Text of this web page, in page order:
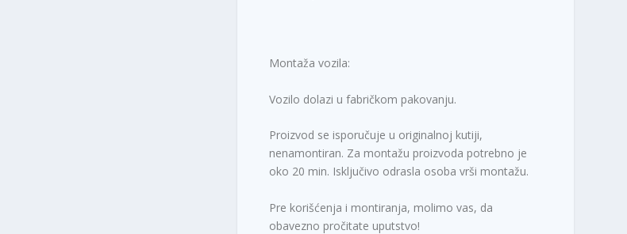
Montaža vozila:
Vozilo dolazi u fabričkom pakovanju.
Proizvod se isporučuje u originalnoj kutiji,
nenamontiran. Za montažu proizvoda potrebno je
oko 20 min. Isključivo odrasla osoba vrši montažu.
Pre korišćenja i montiranja, molimo vas, da
obavezno pročitate uputstvo!